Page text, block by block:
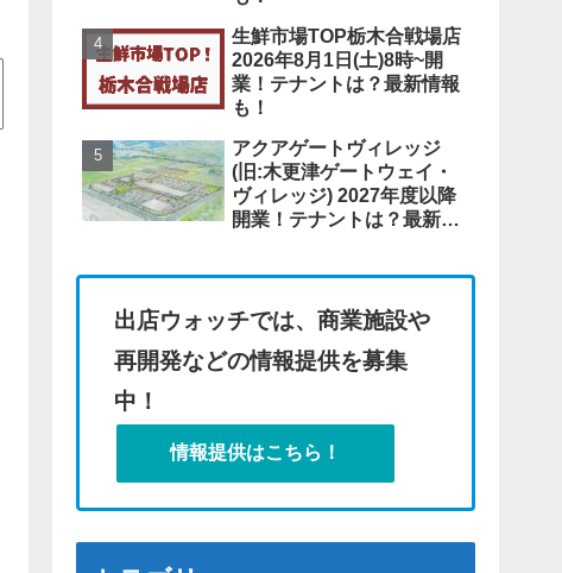
生鮮市場TOP栃木合戦場店
2026年8月1日(土)8時~開
業！テナントは？最新情報
も！
アクアゲートヴィレッジ
(旧:木更津ゲートウェイ・
ヴィレッジ) 2027年度以降
開業！テナントは？最新情
出店ウォッチでは、商業施設や
再開発などの情報提供を募集
中！
情報提供はこちら！